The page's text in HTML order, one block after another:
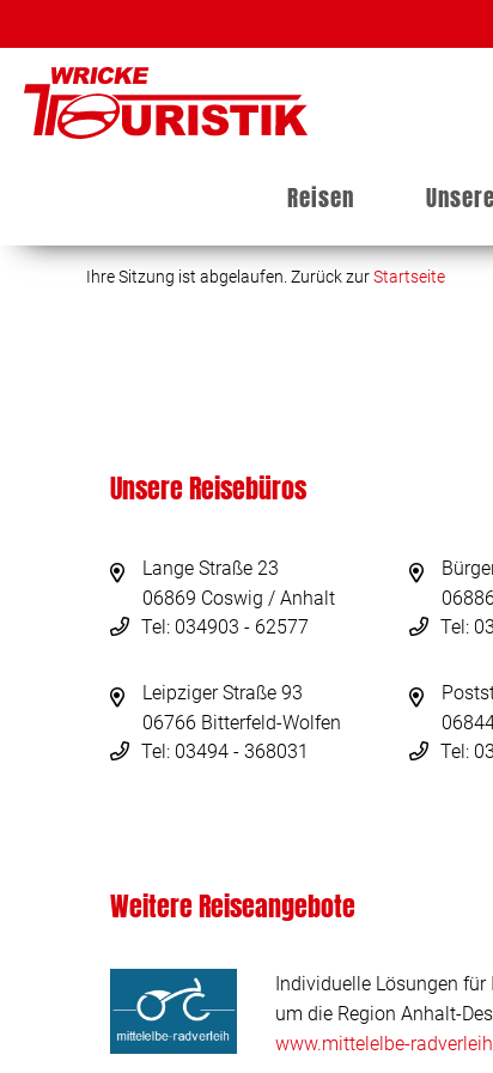
Reisen
Ihre Sitzung ist abgelaufen. Zurück zurStartseite
Unsere Reisebüros
Lange Straße 23
06869 Coswig / Anhalt
Tel: 034903 - 62577
Tel:
Leipziger Straße 93
06766 Bitterfeld-Wolfen
Tel: 03494 - 368031
Tel:
Weitere Reiseangebote
Individuelle Lösungen für
um die Region Anhalt-
www.mittelelbe-